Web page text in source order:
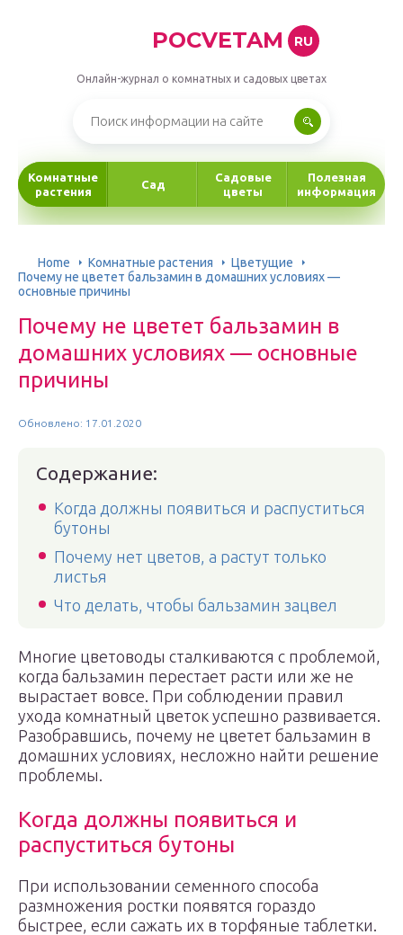
POCVETAM RU
Онлайн-журнал о комнатных и садовых цветах
Комнатные
растения
Сад
Садовые
цветы
Полезная
информация
Home Комнатные растения
Цветущие
Почему не цветет бальзамин в домашних условиях —
основные причины
Почему не цветет бальзамин в
домашних условиях — основные
причины
Обновлено: 17.01.2020
Содержание:
Когда должны появиться и распуститься
бутоны
Почему нет цветов, а растут только
листья
Что делать, чтобы бальзамин зацвел
Многие цветоводы сталкиваются с проблемой,
когда бальзамин перестает расти или же не
вырастает вовсе. При соблюдении правил
ухода комнатный цветок успешно развивается.
Разобравшись, почему не цветет бальзамин в
домашних условиях, несложно найти решение
проблемы.
Когда должны появиться и
распуститься бутоны
При использовании семенного способа
размножения ростки появятся гораздо
быстрее, если сажать их в торфяные таблетки.